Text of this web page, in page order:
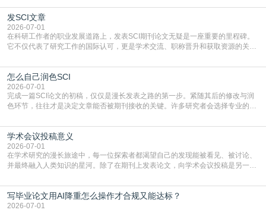
能领到补贴首选‌京东APP‌搜索专属口令(如【家电补贴1637】、【国补立省
4949】等，口令会随活动更新，以页面显示为准)进入补贴专场。淘宝/天猫也可
复制粘贴【8$FKFGgJq
发SCI文章
2026-07-01
在科研工作者的职业发展道路上，发表SCI期刊论文无疑是一座重要的里程碑。
它不仅代表了研究工作的国际认可，更是学术交流、职称晋升和获取资源的关键
战与困惑。从选题立意到投稿回应，每一步都需要精心的策略与扎实的工作。本
篇AEIC学术交流中心小编就为大家介绍“发SCI文章”。一、精准定位是成功的第
一步发表SCI文章，首要解决的问题是“投
怎么自己润色SCI
2026-07-01
完成一篇SCI论文的初稿，仅仅是漫长发表之路的第一步。紧随其后的修改与润
色环节，往往才是决定文章能否被期刊接收的关键。许多研究者会选择专业的语
质量，更能在此过程中深化对学术写作的理解。如何系统、高效地打磨自己的论
文，使其在语言和学术表达上更符合国际期刊的要求，是每位研究者值得投入学
习的技能。本篇AEIC学术交流中心小编就为大家介
学术会议投稿意义
2026-07-01
在学术研究的漫长旅途中，每一位探索者都渴望自己的发现能被看见、被讨论、
并最终融入人类知识的星河。除了在期刊上发表论文，向学术会议投稿是另一个
广阔学术天地的大门，连接着个体研究与社会网络。本篇AEIC学术交流中心小编
就为大家介绍“学术会议投稿意义”。一、加速研究成果的传播与反馈学术会议通
常具有周期短、时效性强的特点。相比期刊漫长的
写毕业论文用AI降重怎么操作才合规又能达标？
2026-07-01